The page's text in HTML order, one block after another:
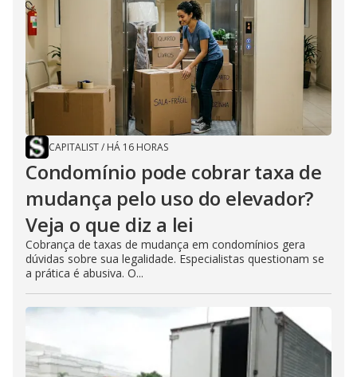
CAPITALIST/ HÁ 16 HORAS
Condomínio pode cobrar taxa de
mudança pelo uso do elevador?
Veja o que diz a lei
Cobrança de taxas de mudança em condomínios gera
dúvidas sobre sua legalidade. Especialistas questionam se
a prática é abusiva. O...